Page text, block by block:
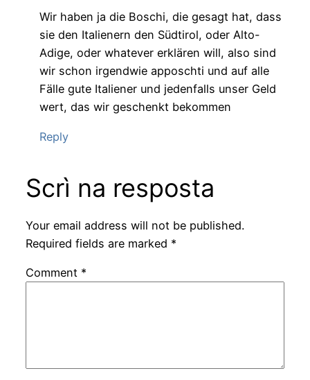
Wir haben ja die Boschi, die gesagt hat, dass
sie den Italienern den Südtirol, oder Alto-
Adige, oder whatever erklären will, also sind
wir schon irgendwie apposchti und auf alle
Fälle gute Italiener und jedenfalls unser Geld
wert, das wir geschenkt bekommen
Reply
Scrì na resposta
Your email address will not be published.
Required fields are marked *
Comment *